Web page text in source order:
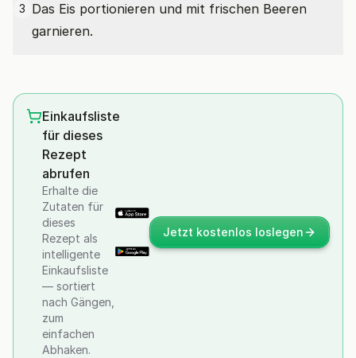
3 Das Eis portionieren und mit frischen Beeren
garnieren.
Einkaufsliste
für dieses
Rezept
abrufen
Erhalte die
Zutaten für
dieses
Rezept als
intelligente
Einkaufsliste
— sortiert
nach Gängen,
zum
einfachen
Abhaken.
Jetzt kostenlos loslegen